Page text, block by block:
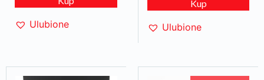
Ulubione
Kup
Ulubione